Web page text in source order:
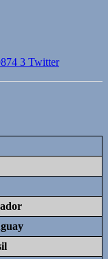
3 Twitter